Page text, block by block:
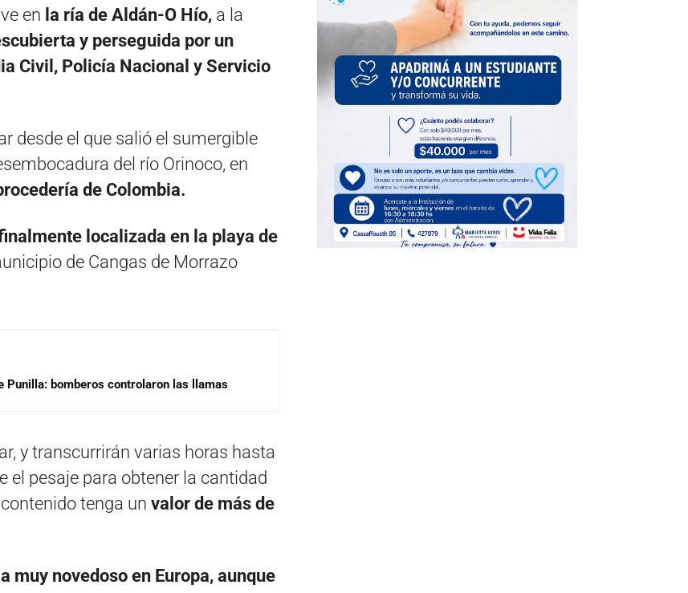
en la ría de Aldán-O Hío, a la
y perseguida por un
Civil, Policía Nacional y Servicio
desde el que salió el sumergible
del río Orinoco, en
de Colombia.
localizada en la playa de
de Cangas de Morrazo
Punilla: bomberos controlaron las llamas
y transcurrirán varias horas hasta
el pesaje para obtener la cantidad
tenga un valor de más de
muy novedoso en Europa, aunque